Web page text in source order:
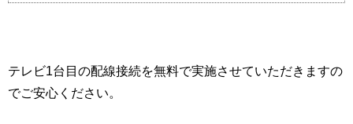
テレビ1台目の配線接続を無料で実施させていただきますの
でご安心ください。